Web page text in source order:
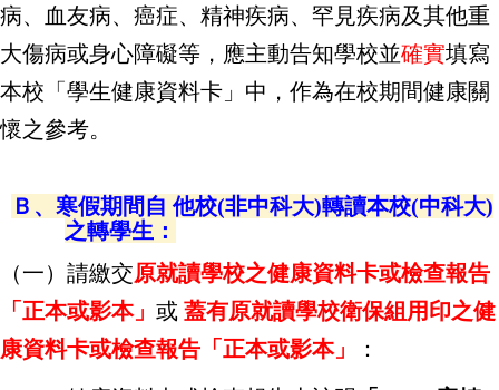
病、血友病、癌症、精神疾病、罕見疾病及其他重
大傷病或身心障礙等，應主動告知學校並確實填寫
本校「學生健康資料卡」中，作為在校期間健康關
懷之參考。
Ｂ、寒假期間自 他校(非中科大)轉讀本校(中科大)
之轉學生：
（一）請繳交原就讀學校之健康資料卡或檢查報告
「正本或影本」 或 蓋有原就讀學校衛保組用印之健
康資料卡或檢查報告「正本或影本」
：